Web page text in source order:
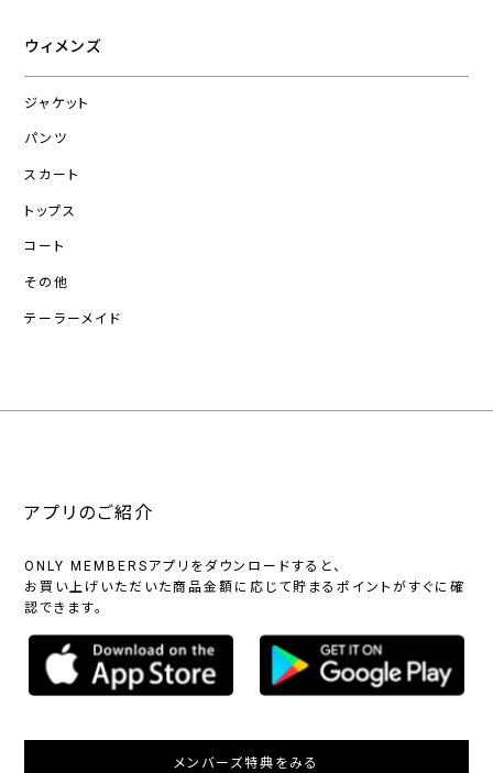
ウィメンズ
ジャケット
パンツ
スカート
トップス
コート
その他
テーラーメイド
アプリのご紹介
ONLY MEMBERSアプリをダウンロードすると、
お買い上げいただいた商品金額に応じて貯まるポイントがすぐに確
認できます。
メンバーズ特典をみる